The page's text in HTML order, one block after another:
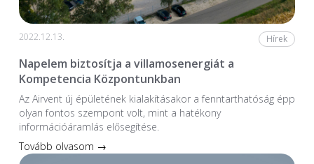
2022.12.13. Hírek
Napelem biztosítja a villamosenergiát a
Kompetencia Központunkban
Az Airvent új épületének kialakításakor a fenntarthatóság épp
olyan fontos szempont volt, mint a hatékony
információáramlás elősegítése.
Tovább olvasom →